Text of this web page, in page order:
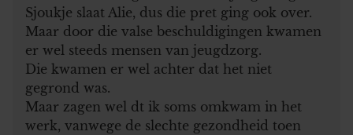
Sjoukje slaat Alie, dus die pret ging ook over.
Maar door die valse beschuldigingen kwamen
er wel steeds mensen van jeugdzorg.
Die kwamen er wel achter dat het niet
gegrond was.
Maar zagen wel dt ik soms omkwam in het
werk, vanwege de slechte gezondheid toen